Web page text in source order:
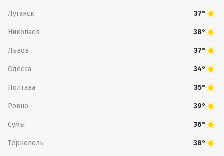
Луганск 37°
Николаев 38°
Львов 37°
Одесса 34°
Полтава 35°
Ровно 39°
Сумы 36°
Тернополь 38°